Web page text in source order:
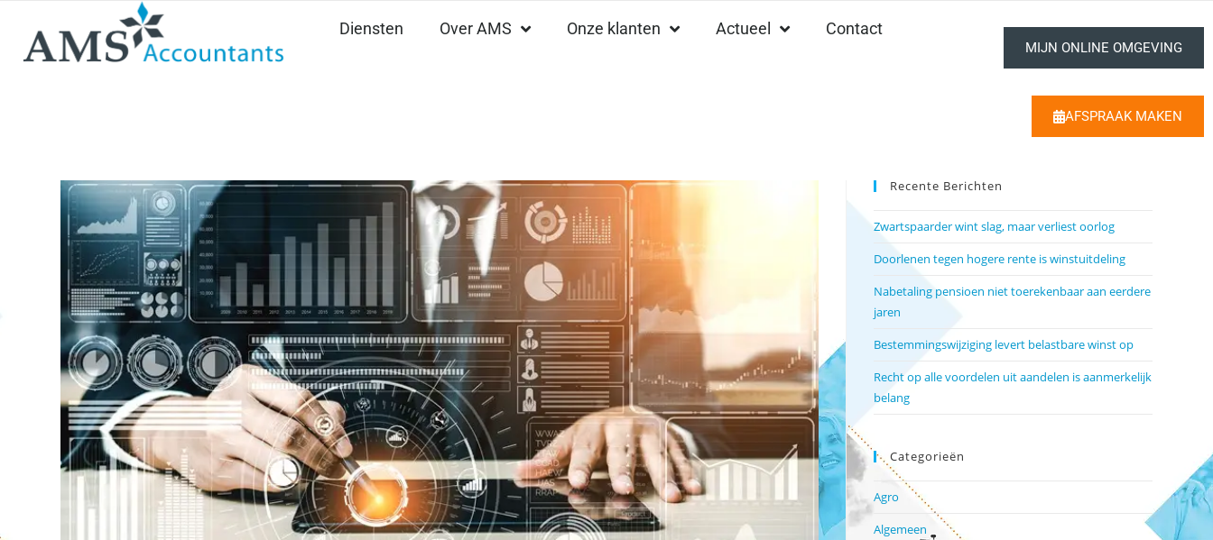
Diensten Over AMS Onze klanten Actueel Contact
MIJN ONLINE OMGEVING
AFSPRAAK MAKEN
Recente Berichten
Zwartspaarder wint slag, maar verliest oorlog
Doorlenen tegen hogere rente is winstuitdeling
Nabetaling pensioen niet toerekenbaar aan eerdere
jaren
Bestemmingswijziging levert belastbare winst op
Recht op alle voordelen uit aandelen is aanmerkelijk
belang
Categorieën
Agro
Algemeen